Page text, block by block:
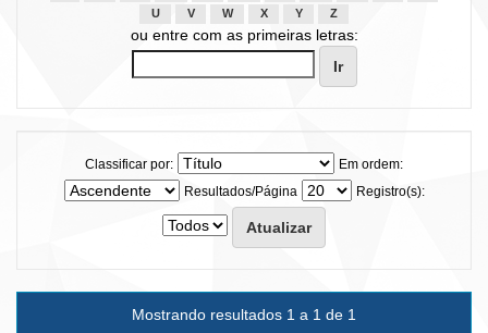
U
V W X Y Z
ou entre com as primeiras letras:
Classificar por:
Em ordem:
Resultados/Página
Registro(s):
Mostrando resultados 1 a 1 de 1